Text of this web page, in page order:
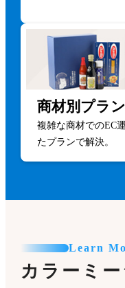
商材別プラン
複雑な商材でのEC
たプランで解決。
Learn
カラーミ